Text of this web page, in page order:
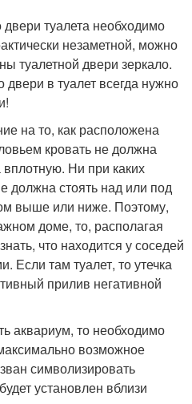
туалета необходимо
незаметной, можно
туалетной двери зеркало.
в туалет всегда нужно
на то, как расположена
кровать не должна
вплотную. Ни при каких
должна стоять над или под
выше или ниже. Поэтому,
доме, то, располагая
что находится у соседей
Если там туалет, то утечка
прилив негативной
аквариум, то необходимо
возможное
символизировать
установлен вблизи